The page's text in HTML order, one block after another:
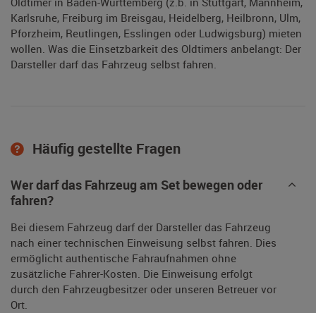
Karlsruhe, Freiburg im Breisgau, Heidelberg, Heilbronn, Ulm,
Pforzheim, Reutlingen, Esslingen oder Ludwigsburg) mieten
wollen. Was die Einsetzbarkeit des Oldtimers anbelangt: Der
Darsteller darf das Fahrzeug selbst fahren.
Häufig gestellte Fragen
Wer darf das Fahrzeug am Set bewegen oder
fahren?
Bei diesem Fahrzeug darf der Darsteller das Fahrzeug
nach einer technischen Einweisung selbst fahren. Dies
ermöglicht authentische Fahraufnahmen ohne
zusätzliche Fahrer-Kosten. Die Einweisung erfolgt
durch den Fahrzeugbesitzer oder unseren Betreuer vor
Ort.